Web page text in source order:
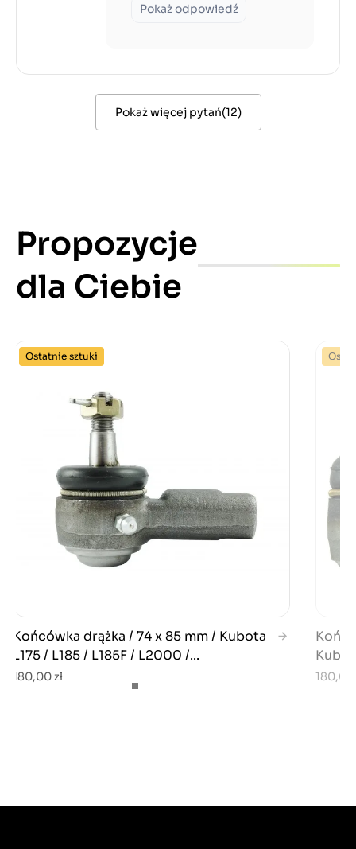
Pokaż odpowiedź
Pokaż więcej pytań(12)
Propozycje
dla Ciebie
Ostatnie sztuki
Końcówka drążka / 74 x 85 mm / Kubota
L175 / L185 / L185F / L2000 /...
180,00 zł 180,00